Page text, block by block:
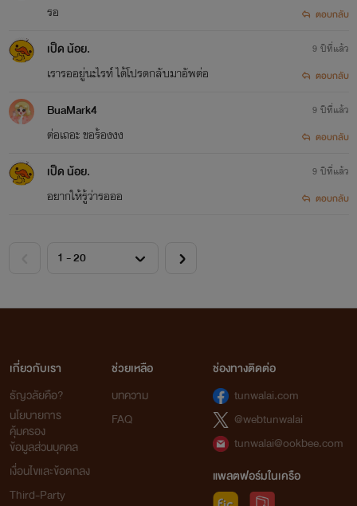
รอ
ตอบกลับ
เป็ด น้อย.
เรารออยู่นะไรท์ ได้โปรดกลับมาอัพต่อ
9 ปีที่แล้ว
ตอบกลับ
BuaMark4
ต่อเถอะ ขอร้องงง
9 ปีที่แล้ว
ตอบกลับ
เป็ด น้อย.
อยากให้รู้ว่ารอออ
9 ปีที่แล้ว
ตอบกลับ
เกี่ยวกับเรา
ธัญวลัยคือ?
นโยบายการ
คุ้มครอง
ข้อมูลส่วนบุคคล
เงื่อนไขและข้อตกลง
Third-Party
ช่วยเหลือ
บทความ
FAQ
ช่องทางติดต่อ
tunwalai.com
@webtunwalai
tunwalai@ookbee.com
แพลตฟอร์มในเครือ